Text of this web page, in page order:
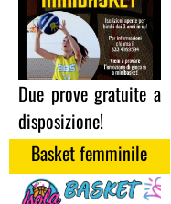
Due prove gratuite a
disposizione!
Basket femminile